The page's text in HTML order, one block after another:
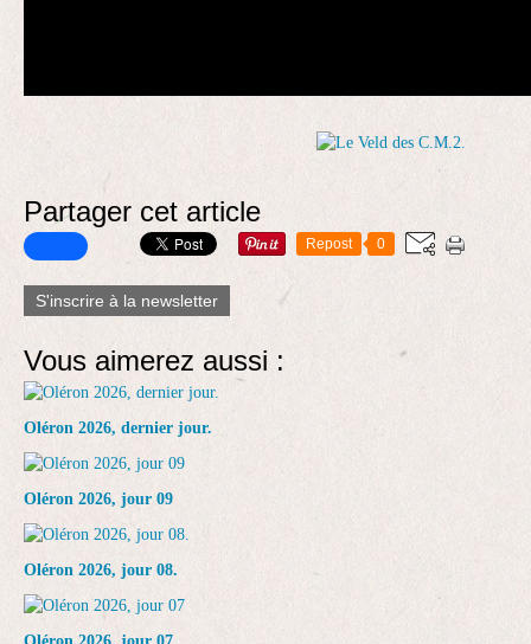
Partager cet article
Repost 0
S'inscrire à la newsletter
Vous aimerez aussi :
Oléron 2026, dernier jour.
Oléron 2026, jour 09
Oléron 2026, jour 08.